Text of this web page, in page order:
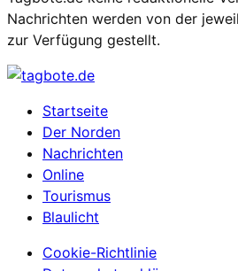
Nachrichten werden von der
zur Verfügung gestellt.
Startseite
Der Norden
Nachrichten
Online
Tourismus
Blaulicht
Cookie-Richtlinie